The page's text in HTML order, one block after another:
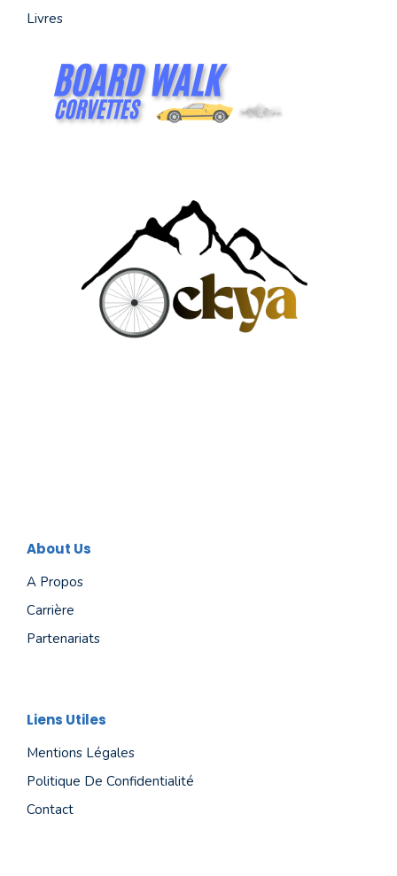
Livres
About Us
A Propos
Carrière
Partenariats
Liens Utiles
Mentions Légales
Politique De Confidentialité
Contact